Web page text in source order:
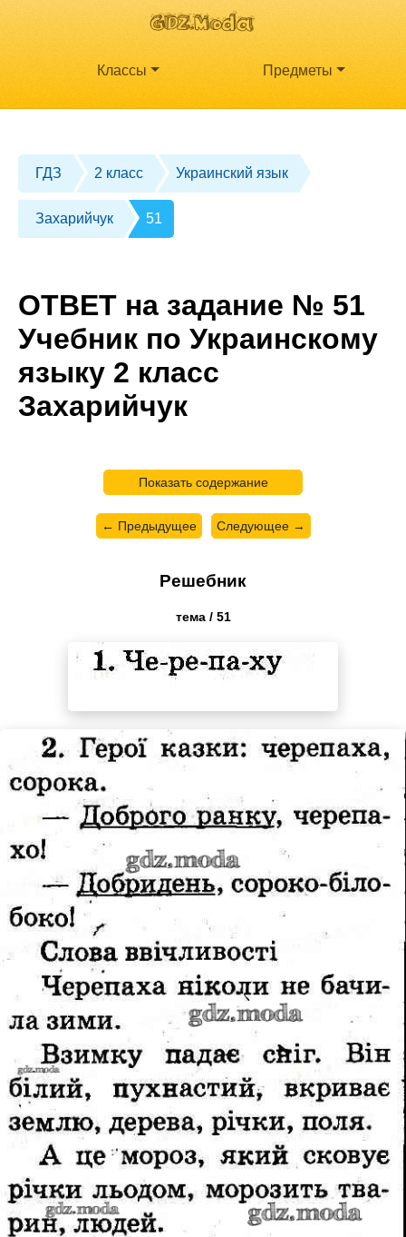
Классы Предметы
ГДЗ 2 класс Украинский язык
Захарийчук 51
ОТВЕТ на задание № 51
Учебник по Украинскому
языку 2 класс
Захарийчук
Показать содержание
← Предыдущее Следующее →
Решебник
тема / 51